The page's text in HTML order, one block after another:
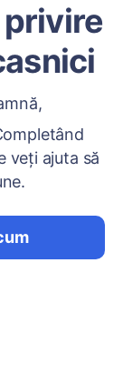
privire
veți ajuta să